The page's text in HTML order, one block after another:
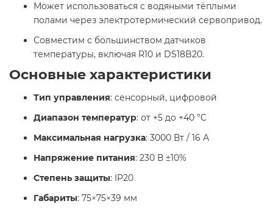
Может использоваться с водяными тёплыми
полами через электротермический сервопривод.
Совместим с большинством датчиков
температуры, включая R10 и DS18B20.​
Основные характеристики
Тип управления: сенсорный, цифровой
Диапазон температур: от +5 до +40 °C
Максимальная нагрузка: 3000 Вт / 16 А
Напряжение питания: 230 В ±10%
Степень защиты: IP20
Габариты: 75×75×39 мм